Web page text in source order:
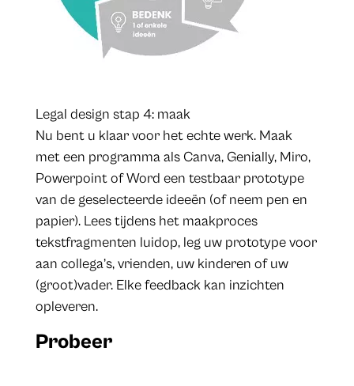
Legal design stap 4: maak
Nu bent u klaar voor het echte werk. Maak
met een programma als Canva, Genially, Miro,
Powerpoint of Word een testbaar prototype
van de geselecteerde ideeën (of neem pen en
papier). Lees tijdens het maakproces
tekstfragmenten luidop, leg uw prototype voor
aan collega’s, vrienden, uw kinderen of uw
(groot)vader. Elke feedback kan inzichten
opleveren.
Probeer